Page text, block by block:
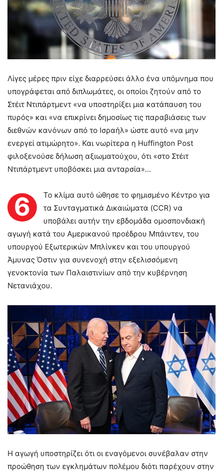
Λίγες μέρες πριν είχε διαρρεύσει άλλο ένα υπόμνημα που
υπογράφεται από διπλωμάτες, οι οποίοι ζητούν από το
Στέιτ Ντιπάρτμεντ «να υποστηρίξει μια κατάπαυση του
πυρός» και «να επικρίνει δημοσίως τις παραβιάσεις των
διεθνών κανόνων από το Ισραήλ» ώστε αυτό «να μην
ενεργεί ατιμώρητο». Και νωρίτερα η Huffington Post
φιλοξενούσε δήλωση αξιωματούχου, ότι «στο Στέιτ
Ντιπάρτμεντ υποβόσκει μια ανταρσία»…
6
Το κλίμα αυτό ώθησε το φημισμένο Κέντρο για
τα Συνταγματικά Δικαιώματα (CCR) να
υποβάλει αυτήν την εβδομάδα ομοσπονδιακή
αγωγή κατά του Αμερικανού προέδρου Μπάιντεν, του
υπουργού Εξωτερικών Μπλίνκεν και του υπουργού
Άμυνας Όστιν για συνενοχή στην εξελισσόμενη
γενοκτονία των Παλαιστινίων από την κυβέρνηση
Νετανιάχου.
Η αγωγή υποστηρίζει ότι οι εναγόμενοι συνέβαλαν στην
προώθηση των εγκλημάτων πολέμου διότι παρέχουν στην